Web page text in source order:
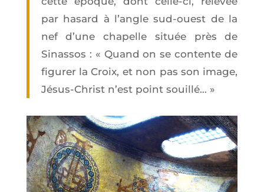
par hasard à l’angle sud-ouest de la
nef d’une cha­pelle située près de
Sinas­sos : « Quand on se contente de
figu­rer la Croix, et non pas son image,
Jésus-Christ n’est point souillé… »